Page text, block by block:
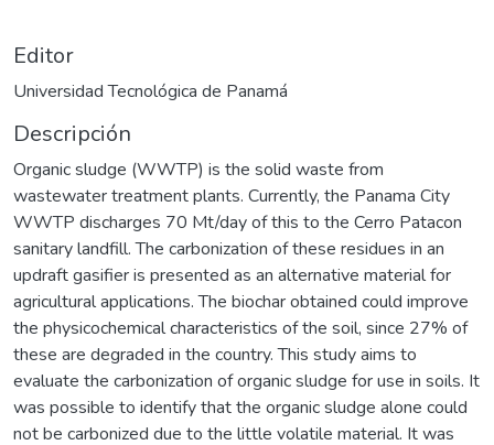
Editor
Universidad Tecnológica de Panamá
Descripción
Organic sludge (WWTP) is the solid waste from
wastewater treatment plants. Currently, the Panama City
WWTP discharges 70 Mt/day of this to the Cerro Patacon
sanitary landfill. The carbonization of these residues in an
updraft gasifier is presented as an alternative material for
agricultural applications. The biochar obtained could improve
the physicochemical characteristics of the soil, since 27% of
these are degraded in the country. This study aims to
evaluate the carbonization of organic sludge for use in soils. It
was possible to identify that the organic sludge alone could
not be carbonized due to the little volatile material. It was